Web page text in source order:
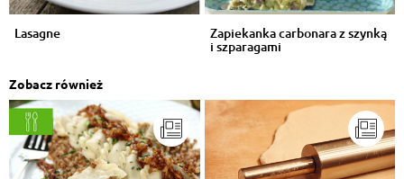
Lasagne Zapiekanka carbonara z szynką
i szparagami
Zobacz również